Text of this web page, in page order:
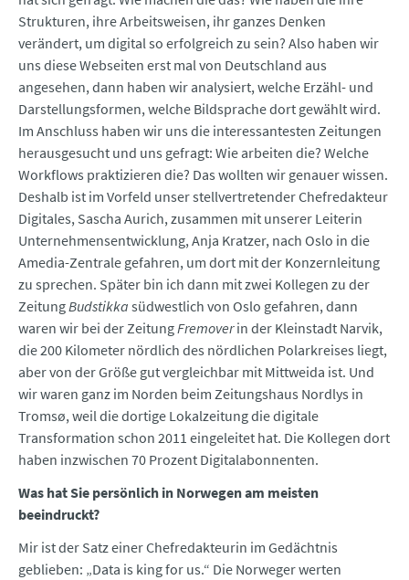
Strukturen, ihre Arbeitsweisen, ihr ganzes Denken
verändert, um digital so erfolgreich zu sein? Also haben wir
uns diese Webseiten erst mal von Deutschland aus
angesehen, dann haben wir analysiert, welche Erzähl- und
Darstellungsformen, welche Bildsprache dort gewählt wird.
Im Anschluss haben wir uns die interessantesten Zeitungen
herausgesucht und uns gefragt: Wie arbeiten die? Welche
Workflows praktizieren die? Das wollten wir genauer wissen.
Deshalb ist im Vorfeld unser stellvertretender Chefredakteur
Digitales, Sascha Aurich, zusammen mit unserer Leiterin
Unternehmensentwicklung, Anja Kratzer, nach Oslo in die
Amedia-Zentrale gefahren, um dort mit der Konzernleitung
zu sprechen. Später bin ich dann mit zwei Kollegen zu der
ZeitungBudstikka südwestlich von Oslo gefahren, dann
waren wir bei der ZeitungFremoverin der Kleinstadt Narvik,
die 200 Kilometer nördlich des nördlichen Polarkreises liegt,
aber von der Größe gut vergleichbar mit Mittweida ist. Und
wir waren ganz im Norden beim Zeitungshaus Nordlys in
Tromsø, weil die dortige Lokalzeitung die digitale
Transformation schon 2011 eingeleitet hat. Die Kollegen dort
haben inzwischen 70 Prozent Digital­abonnenten.
Was hat Sie persönlich in Norwegen am meisten
beeindruckt?
Mir ist der Satz einer Chefredakteurin im Gedächtnis
geblieben: „Data is king for us.“ Die Norweger werten